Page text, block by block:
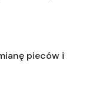
pieców i